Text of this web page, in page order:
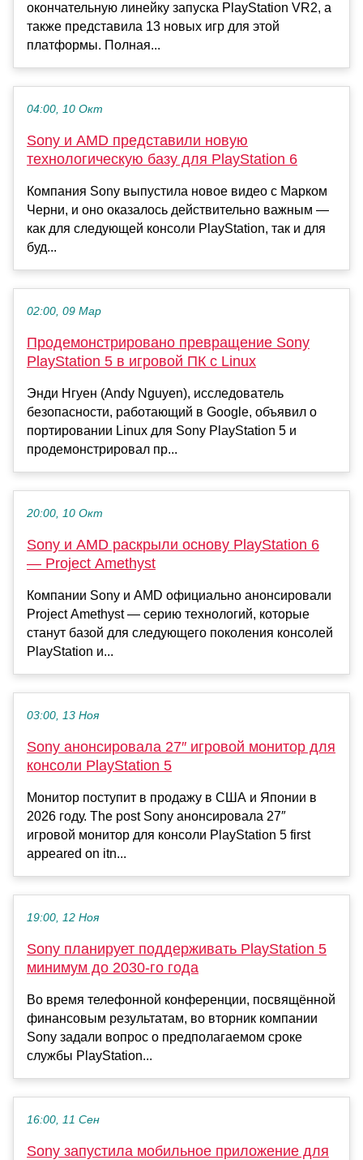
окончательную линейку запуска PlayStation VR2, а
также представила 13 новых игр для этой
платформы. Полная...
04:00, 10 Окт
Sony и AMD представили новую
технологическую базу для PlayStation 6
Компания Sony выпустила новое видео с Марком
Черни, и оно оказалось действительно важным —
как для следующей консоли PlayStation, так и для
буд...
02:00, 09 Мар
Продемонстрировано превращение Sony
PlayStation 5 в игровой ПК с Linux
Энди Нгуен (Andy Nguyen), исследователь
безопасности, работающий в Google, объявил о
портировании Linux для Sony PlayStation 5 и
продемонстрировал пр...
20:00, 10 Окт
Sony и AMD раскрыли основу PlayStation 6
— Project Amethyst
Компании Sony и AMD официально анонсировали
Project Amethyst — серию технологий, которые
станут базой для следующего поколения консолей
PlayStation и...
03:00, 13 Ноя
Sony анонсировала 27″ игровой монитор для
консоли PlayStation 5
Монитор поступит в продажу в США и Японии в
2026 году. The post Sony анонсировала 27″
игровой монитор для консоли PlayStation 5 first
appeared on itn...
19:00, 12 Ноя
Sony планирует поддерживать PlayStation 5
минимум до 2030-го года
Во время телефонной конференции, посвящённой
финансовым результатам, во вторник компании
Sony задали вопрос о предполагаемом сроке
службы PlayStation...
16:00, 11 Сен
Sony запустила мобильное приложение для